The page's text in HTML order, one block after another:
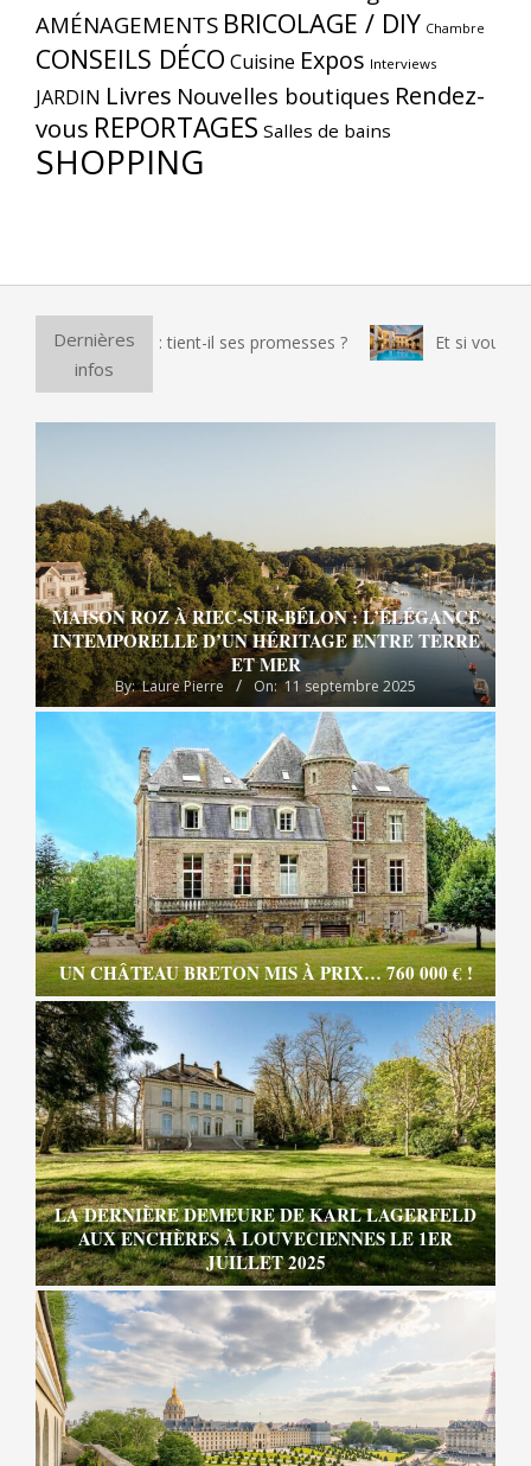
AMÉNAGEMENTS BRICOLAGE / DIY Chambre
CONSEILS DÉCO Cuisine Expos Interviews
JARDIN Livres Nouvelles boutiques Rendez-
vous REPORTAGES Salles de bains
SHOPPING
Dernières
infos
Lagrange : tient-il ses promesses ? Et si vous passiez
MAISON ROZ À RIEC-SUR-BÉLON : L’ÉLÉGANCE
INTEMPORELLE D’UN HÉRITAGE ENTRE TERRE
ET MER
By: Laure Pierre On: 11 septembre 2025
UN CHÂTEAU BRETON MIS À PRIX… 760 000 € !
LA DERNIÈRE DEMEURE DE KARL LAGERFELD
AUX ENCHÈRES À LOUVECIENNES LE 1ER
JUILLET 2025